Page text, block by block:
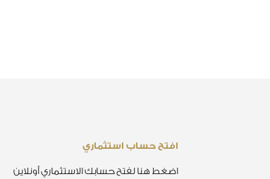
افتح حساب استثماري
اضغط هنا لفتح حسابك الاستثماري أونلاين